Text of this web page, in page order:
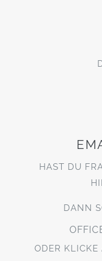
HAST DU
DANN
ODER